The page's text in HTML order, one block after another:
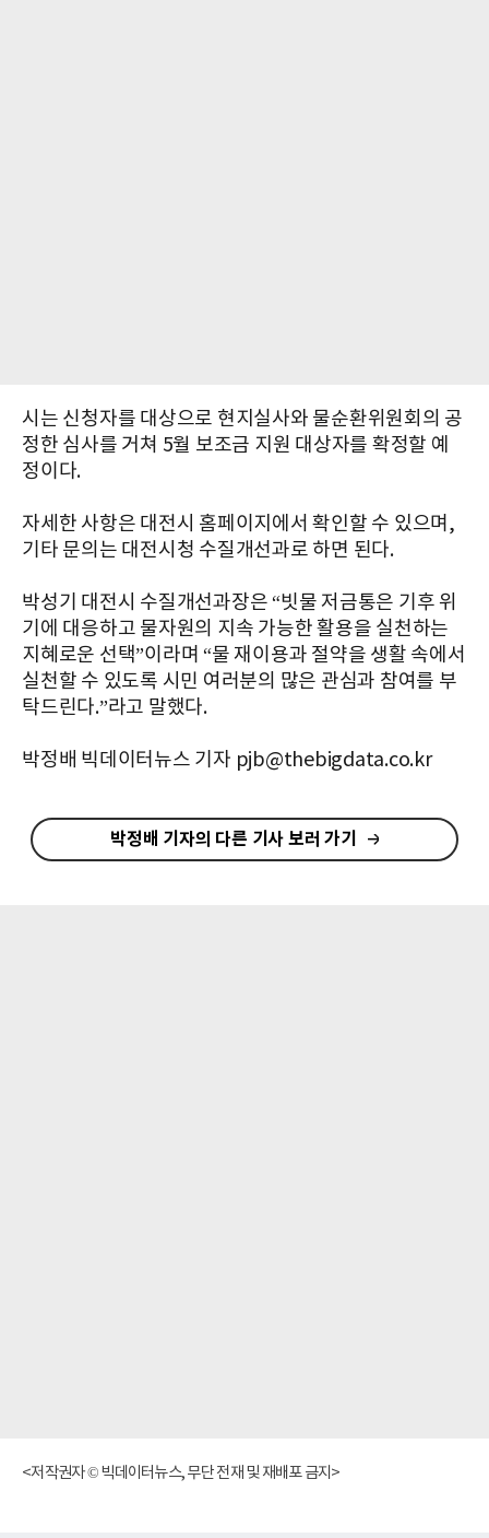
시는 신청자를 대상으로 현지실사와 물순환위원회의 공
정한 심사를 거쳐 5월 보조금 지원 대상자를 확정할 예
정이다.
자세한 사항은 대전시 홈페이지에서 확인할 수 있으며,
기타 문의는 대전시청 수질개선과로 하면 된다.
박성기 대전시 수질개선과장은 “빗물 저금통은 기후 위
기에 대응하고 물자원의 지속 가능한 활용을 실천하는
지혜로운 선택”이라며 “물 재이용과 절약을 생활 속에서
실천할 수 있도록 시민 여러분의 많은 관심과 참여를 부
탁드린다.”라고 말했다.
박정배 빅데이터뉴스 기자 pjb@thebigdata.co.kr
박정배 기자의 다른 기사 보러 가기
<저작권자 © 빅데이터뉴스, 무단 전재 및 재배포 금지>